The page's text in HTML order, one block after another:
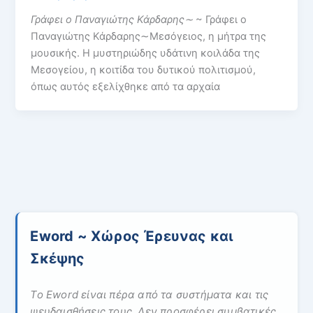
Γράφει ο Παναγιώτης Κάρδαρης∼ ~ Γράφει ο
Παναγιώτης Κάρδαρης∼Μεσόγειος, η μήτρα της
μουσικής. Η μυστηριώδης υδάτινη κοιλάδα της
Μεσογείου, η κοιτίδα του δυτικού πολιτισμού,
όπως αυτός εξελίχθηκε από τα αρχαία
Eword ~ Χώρος Έρευνας και
Σκέψης
Το Eword είναι πέρα από τα συστήματα και τις